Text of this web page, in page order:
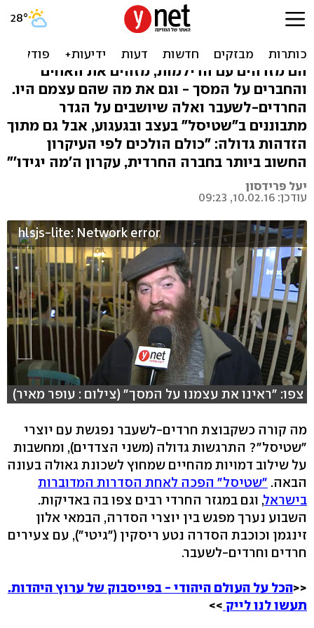
מביטים מבחוץ: "שטיסל"
פוגש את החרדים לשעבר
הם מזדהים עם הדילמות, מזהים את האחים
והחברים על המסך - וגם את מה שהם עצמם היו.
החרדים-לשעבר ואלה שיושבים על הגדר
מתבוננים ב"שטיסל" בעצב ובגעגוע, אבל גם מתוך
הזדהות גדולה: "כולם הולכים לפי העיקרון
החשוב ביותר בחברה החרדית, עקרון ה'מה יגידו'"
יעל פרידסון
עודכן: 10.02.16, 09:23
hlsjs-lite: Network error
צפו: "ראינו את עצמנו על המסך" (צילום : עופר מאיר)
מה קורה כשקבוצת חרדים-לשעבר נפגשת עם יוצרי
"שטיסל"? התרגשות גדולה (משני הצדדים), ומחשבות
על שילוב דמויות מהחיים שמחוץ לשכונת גאולה בעונה
הבאה. "שטיסל" הפכה לאחת הסדרות המדוברות
בישראל, וגם במגזר החרדי רבים צפו בה באדיקות.
השבוע נערך מפגש בין יוצרי הסדרה, הבמאי אלון
זינגמן וכוכבת הסדרה נטע ריסקין ("גיטי"), עם צעירים
חרדים וחרדים-לשעבר.
<<הכל על העולם היהודי - בפייסבוק של ערוץ היהדות.
תעשו לנו לייק >>